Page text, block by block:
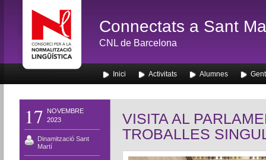
Connectats a Sant
CNL de Barcelona
Inici Activitats Alumnes
17
NOVEMBRE
2023
Dinamització Sant
Martí
VISITA AL
TROBALLES